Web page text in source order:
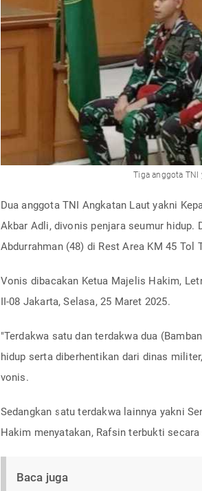
Tiga anggota
Dua anggota TNI Angkatan Laut yakni
Akbar Adli, divonis penjara seumur
Abdurrahman (48) di Rest Area KM 45 Tol
Vonis dibacakan Ketua Majelis Hakim,
II-08 Jakarta, Selasa, 25 Maret 2025.
"Terdakwa satu dan terdakwa dua
hidup serta diberhentikan dari dinas
vonis.
Sedangkan satu terdakwa lainnya yakni
Hakim menyatakan, Rafsin terbukti
Baca juga